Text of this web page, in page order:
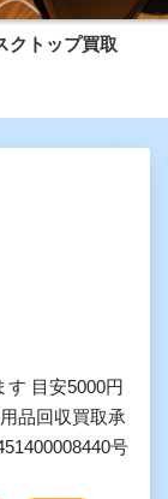
クトップ買取
す 目安5000円
品回収買取承
号